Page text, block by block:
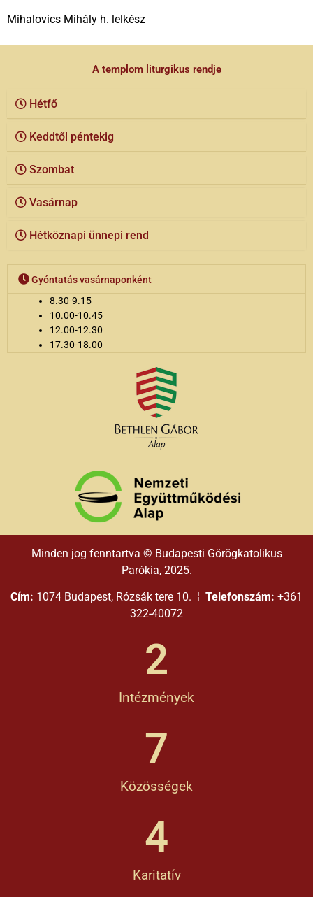
Mihalovics Mihály h. lelkész
A templom liturgikus rendje
Hétfő
Keddtől péntekig
Szombat
Vasárnap
Hétköznapi ünnepi rend
Gyóntatás vasárnaponként
8.30-9.15
10.00-10.45
12.00-12.30
17.30-18.00
Minden jog fenntartva © Budapesti Görögkatolikus
Parókia, 2025.
Cím: 1074 Budapest, Rózsák tere 10. ¦ Telefonszám: +361
322-40072
Intézmények
2
Közösségek
7
Karitatív
4